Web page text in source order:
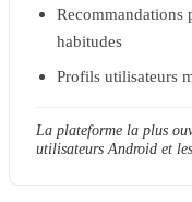
Recommandations
habitudes
Profils utilisateurs
La plateforme la plus
utilisateurs Android et